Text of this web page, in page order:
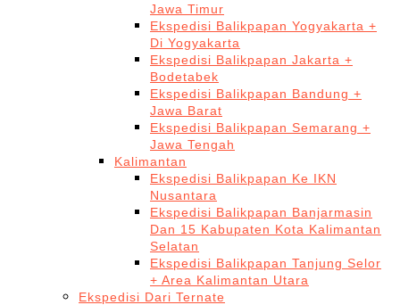
Jawa Timur
Ekspedisi Balikpapan Yogyakarta +
Di Yogyakarta
Ekspedisi Balikpapan Jakarta +
Bodetabek
Ekspedisi Balikpapan Bandung +
Jawa Barat
Ekspedisi Balikpapan Semarang +
Jawa Tengah
Kalimantan
Ekspedisi Balikpapan Ke IKN
Nusantara
Ekspedisi Balikpapan Banjarmasin
Dan 15 Kabupaten Kota Kalimantan
Selatan
Ekspedisi Balikpapan Tanjung Selor
+ Area Kalimantan Utara
Ekspedisi Dari Ternate